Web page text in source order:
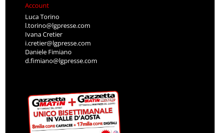
Account
Luca Torino
l.torino@lgpresse.com
Ivana Cretier
i.cretier@lgpresse.com
Daniele Fimiano
d.fimiano@lgpresse.com